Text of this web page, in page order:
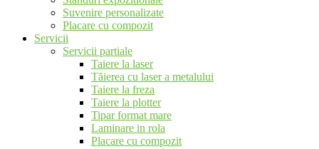
Suvenire personalizate
Placare cu compozit
Servicii
Servicii partiale
Taiere la laser
Tăierea cu laser a metalului
Taiere la freza
Taiere la plotter
Tipar format mare
Laminare in rola
Placare cu compozit